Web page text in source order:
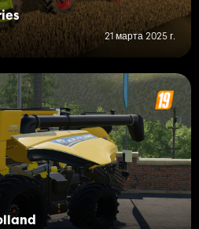
21 марта 2025 г.